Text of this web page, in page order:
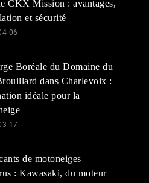
CKX Mission : avantages,
et sécurité
06
Boréale du Domaine du
dans Charlevoix :
idéale pour la
17
de motoneiges
: Kawasaki, du moteur